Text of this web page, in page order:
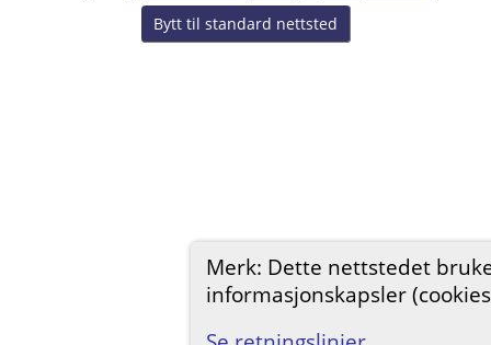
Merk: Dette nettstedet
informasjonskapsler
Bytt til standard nettsted